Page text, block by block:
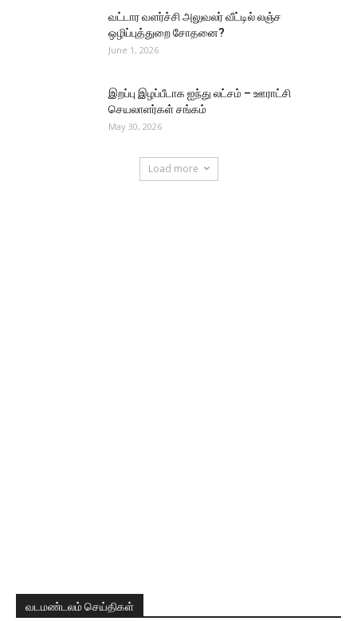
வட்டார வளர்ச்சி அலுவலர் வீட்டில் லஞ்ச
ஒழிப்புத்துறை சோதனை?
June 1, 2026
இறப்பு இழப்பீடாக ஐந்து லட்சம் – ஊராட்சி
செயலாளர்கள் சங்கம்
May 30, 2026
Load more
வடமண்டலம் செய்திகள்